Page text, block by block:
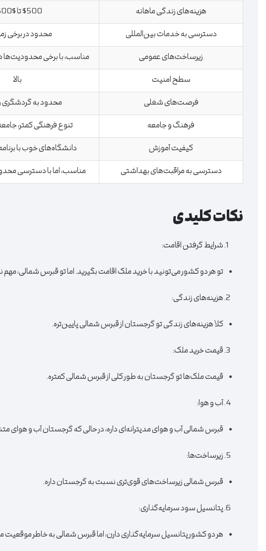
هزینه‌های زندگی ماهانه
$500 تا $1500
دسترسی به خدمات بین‌المللی
محدود در برخی
زیرساخت‌های عمومی
مناسب، با برخی محدودیت‌ها
سطح امنیت
بالا
فرصت‌های شغلی
محدود به
فرهنگ و جامعه
تنوع فرهنگی کمتر،
کیفیت آموزش
دانشگاه‌های خوب با
دسترسی به مراقبت‌های بهداشتی
مناسب، اما با دسترسی
نکات کلیدی
شرایط گرفتن اقامت:
تو هر دو کشور می‌تونید با خرید ملک اقامت بگیرید. اما تو قبرس شمالی،
هزینه‌های زندگی:
کلاً هزینه‌های زندگی تو گرجستان از قبرس شمالی پایین‌تره.
قیمت خرید ملک:
قیمت ملک‌ها تو گرجستان به طور کلی از قبرس شمالی کمتره.
آب و هوا:
قبرس شمالی آب و هوای مدیترانه‌ای داره، در حالی که گرجستان آب و هوای
زیرساخت‌ها:
قبرس شمالی زیرساخت‌های قوی‌تری نسبت به گرجستان داره.
پتانسیل سود سرمایه‌گذاری:
هر دو کشور پتانسیل سرمایه‌گذاری دارن، اما قبرس شمالی به خاطر موقعیت